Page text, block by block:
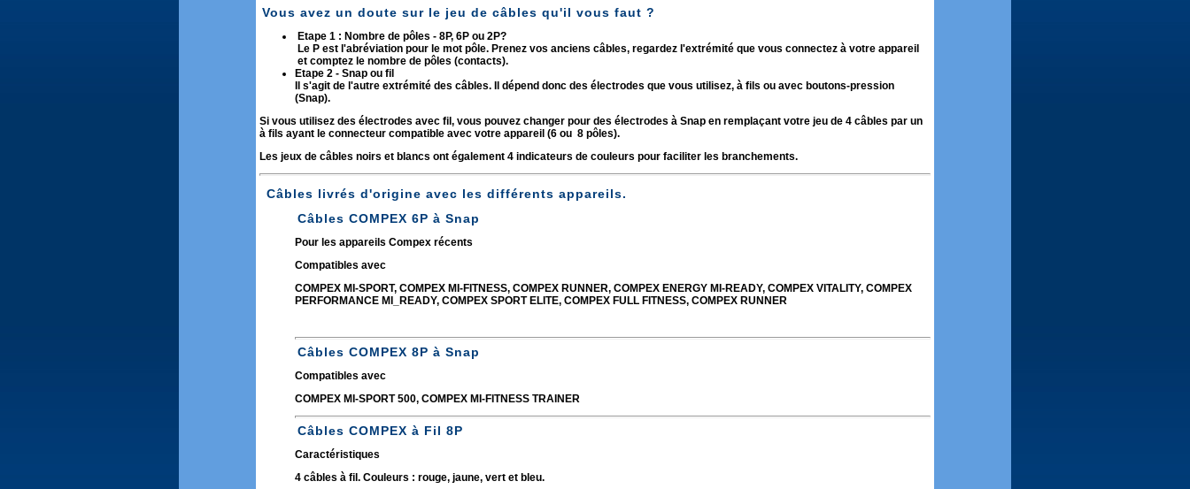
Vous avez un doute sur le jeu de câbles qu'il vous faut ?
Etape 1 : Nombre de pôles - 8P, 6P ou 2P?
Le P est l'abréviation pour le mot pôle. Prenez vos anciens câbles, regardez l'extrémité que vous connectez à votre appareil
et comptez le nombre de pôles (contacts).
Etape 2 - Snap ou fil
Il s'agit de l'autre extrémité des câbles. Il dépend donc des électrodes que vous utilisez, à fils ou avec boutons-pression
(Snap).
Si vous utilisez des électrodes avec fil, vous pouvez changer pour des électrodes à Snap en remplaçant votre jeu de 4 câbles par un
à fils ayant le connecteur compatible avec votre appareil (6 ou 8 pôles).
Les jeux de câbles noirs et blancs ont également 4 indicateurs de couleurs pour faciliter les branchements.
Câbles livrés d'origine avec les différents appareils.
Câbles COMPEX 6P à Snap
Pour les appareils Compex récents
Compatibles avec
COMPEX MI-SPORT, COMPEX MI-FITNESS, COMPEX RUNNER, COMPEX ENERGY MI-READY, COMPEX VITALITY, COMPEX
PERFORMANCE MI_READY, COMPEX SPORT ELITE, COMPEX FULL FITNESS, COMPEX RUNNER
Câbles COMPEX 8P à Snap
Compatibles avec
COMPEX MI-SPORT 500, COMPEX MI-FITNESS TRAINER
Câbles COMPEX à Fil 8P
Caractéristiques
4 câbles à fil. Couleurs : rouge, jaune, vert et bleu.